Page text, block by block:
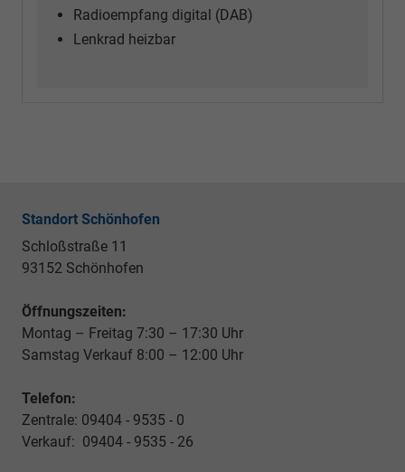
Radioempfang digital (DAB)
Lenkrad heizbar
Standort Schönhofen
Schloßstraße 11
93152 Schönhofen
Öffnungszeiten:
Montag – Freitag 7:30 – 17:30 Uhr
Samstag Verkauf 8:00 – 12:00 Uhr
Telefon:
Zentrale: 09404 - 9535 - 0
Verkauf: 09404 - 9535 - 26